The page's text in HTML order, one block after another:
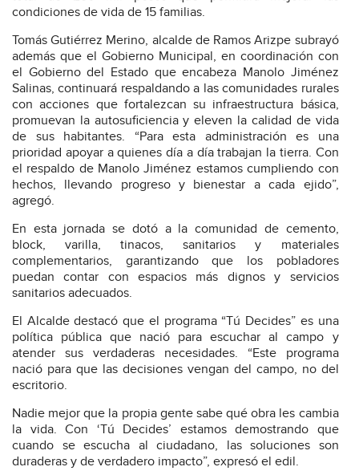
condiciones de vida de 15 familias.
Tomás Gutiérrez Merino, alcalde de Ramos Arizpe subrayó
además que el Gobierno Municipal, en coordinación con
el Gobierno del Estado que encabeza Manolo Jiménez
Salinas, continuará respaldando a las comunidades rurales
con acciones que fortalezcan su infraestructura básica,
promuevan la autosuficiencia y eleven la calidad de vida
de sus habitantes. “Para esta administración es una
prioridad apoyar a quienes día a día trabajan la tierra. Con
el respaldo de Manolo Jiménez estamos cumpliendo con
hechos, llevando progreso y bienestar a cada ejido”,
agregó.
En esta jornada se dotó a la comunidad de cemento,
block, varilla, tinacos, sanitarios y materiales
complementarios, garantizando que los pobladores
puedan contar con espacios más dignos y servicios
sanitarios adecuados.
El Alcalde destacó que el programa “Tú Decides” es una
política pública que nació para escuchar al campo y
atender sus verdaderas necesidades. “Este programa
nació para que las decisiones vengan del campo, no del
escritorio.
Nadie mejor que la propia gente sabe qué obra les cambia
la vida. Con ‘Tú Decides’ estamos demostrando que
cuando se escucha al ciudadano, las soluciones son
duraderas y de verdadero impacto”, expresó el edil.